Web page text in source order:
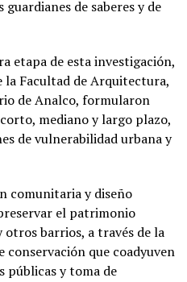
de saberes y de
etapa de esta investigación,
la Facultad de Arquitectura,
de Analco, formularon
mediano y largo plazo,
de vulnerabilidad urbana y
comunitaria y diseño
el patrimonio
barrios, a través de la
conservación que coadyuven
públicas y toma de